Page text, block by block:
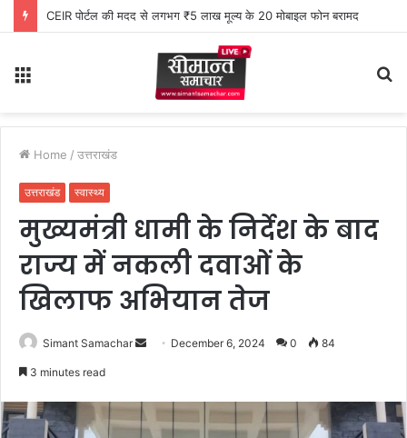
CEIR पोर्टल की मदद से लगभग ₹5 लाख मूल्य के 20 मोबाइल फोन बरामद
Home / उत्तराखंड
उत्तराखंड स्वास्थ्य
मुख्यमंत्री धामी के निर्देश के बाद
राज्य में नकली दवाओं के
खिलाफ अभियान तेज
Simant Samachar
a
December 6, 2024 0 84
3 minutes read